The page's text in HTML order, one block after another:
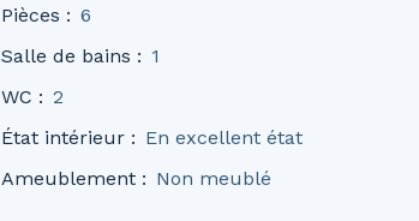
Pièces : 6
Salle de bains : 1
WC : 2
État intérieur : En excellent état
Ameublement : Non meublé